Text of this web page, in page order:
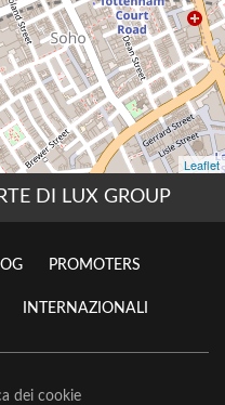
DI LUX GROUP
PROMOTERS
INTERNAZIONALI
dei cookie